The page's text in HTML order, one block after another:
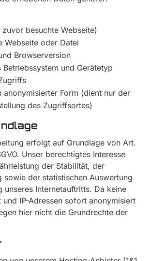
besuchte Webseite)
Webseite oder Datei
Browserversion
Betriebssystem und Gerätetyp
anonymisierter Form (dient nur der
des Zugriffsortes)
erfolgt auf Grundlage von Art.
Unser berechtigtes Interesse
der Stabilität, der
sowie der statistischen Auswertung
unseres Internetauftritts. Da keine
und IP-Adressen sofort anonymisiert
hier nicht die Grundrechte der